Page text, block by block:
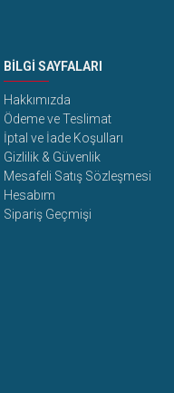
BILGI SAYFALARI
Hakkımızda
Ödeme ve Teslimat
İptal ve İade Koşulları
Gizlilik & Güvenlik
Mesafeli Satış Sözleşmesi
Hesabım
Sipariş Geçmişi